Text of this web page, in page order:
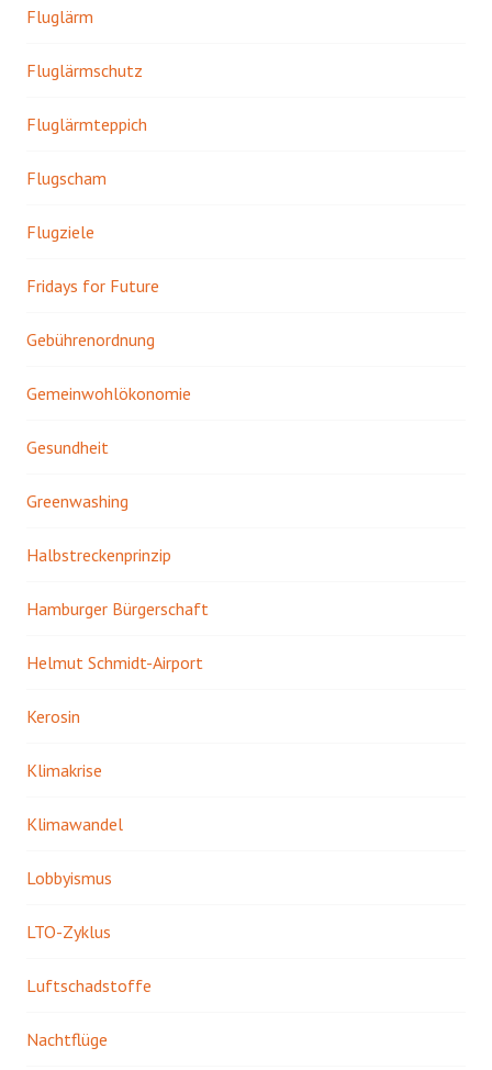
Fluglärm
Fluglärmschutz
Fluglärmteppich
Flugscham
Flugziele
Fridays for Future
Gebührenordnung
Gemeinwohlökonomie
Gesundheit
Greenwashing
Halbstreckenprinzip
Hamburger Bürgerschaft
Helmut Schmidt-Airport
Kerosin
Klimakrise
Klimawandel
Lobbyismus
LTO-Zyklus
Luftschadstoffe
Nachtflüge